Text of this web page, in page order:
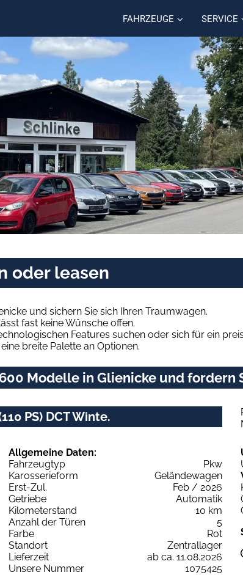
FAHRZEUGE SERVICE
oder leasen
und sichern Sie sich Ihren Traumwagen.
fast keine Wünsche offen.
Features suchen oder sich für ein
breite Palette an Optionen.
Modelle in Glienicke und fordern
PS) DCT Winte.
Allgemeine Daten:
Fahrzeugtyp
Pkw
Karosserieform
Geländewagen
Erst-Zul.
Feb / 2026
Getriebe
Automatik
Kilometerstand
10 km
Anzahl der Türen
5
Farbe
Rot
Standort
Zentrallager
Lieferzeit
ab ca. 11.08.2026
Unsere Nummer
1075425